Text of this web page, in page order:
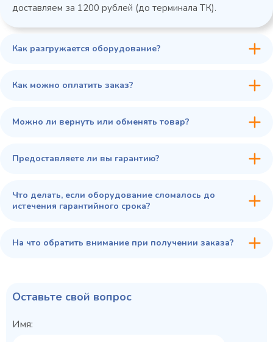
45 900 ₽
доставляем за 1200 рублей (до терминала ТК).
Как разгружается оборудование?
Как можно оплатить заказ?
Можно ли вернуть или обменять товар?
Предоставляете ли вы гарантию?
Что делать, если оборудование сломалось до
истечения гарантийного срока?
На что обратить внимание при получении заказа?
Оставьте свой вопрос
Имя: